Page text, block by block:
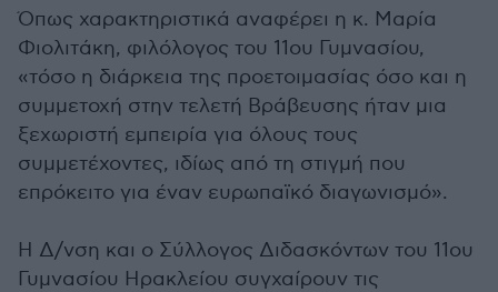
Όπως χαρακτηριστικά αναφέρει η κ. Μαρία
Φιολιτάκη, φιλόλογος του 11ου Γυμνασίου,
«τόσο η διάρκεια της προετοιμασίας όσο και η
συμμετοχή στην τελετή Βράβευσης ήταν μια
ξεχωριστή εμπειρία για όλους τους
συμμετέχοντες, ιδίως από τη στιγμή που
επρόκειτο για έναν ευρωπαϊκό διαγωνισμό».
Η Δ/νση και ο Σύλλογος Διδασκόντων του 11ου
Γυμνασίου Ηρακλείου συγχαίρουν τις